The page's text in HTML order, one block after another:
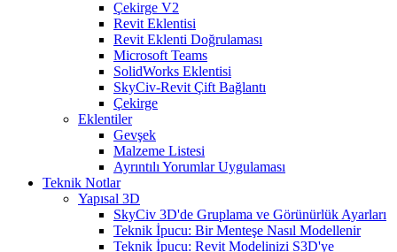
Çekirge V2
Revit Eklentisi
Revit Eklenti Doğrulaması
Microsoft Teams
SolidWorks Eklentisi
SkyCiv-Revit Çift Bağlantı
Çekirge
Eklentiler
Gevşek
Malzeme Listesi
Ayrıntılı Yorumlar Uygulaması
Teknik Notlar
Yapısal 3D
SkyCiv 3D'de Gruplama ve Görünürlük Ayarları
Teknik İpucu: Bir Menteşe Nasıl Modellenir
Teknik İpucu: Revit Modelinizi S3D'ye